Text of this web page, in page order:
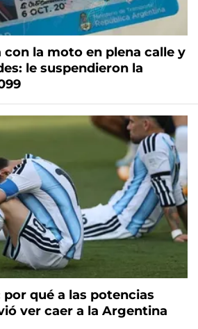
con la moto en plena calle y
le suspendieron la
qué a las potencias
ver caer a la Argentina